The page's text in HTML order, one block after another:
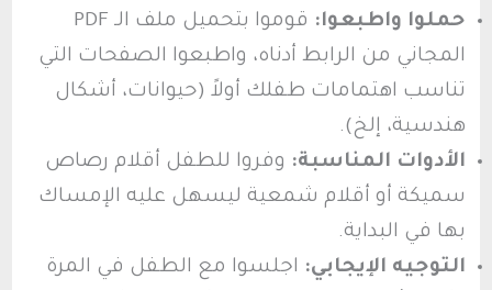
حملوا واطبعوا:
قوموا بتحميل ملف الـ PDF
المجاني من الرابط أدناه، واطبعوا الصفحات التي
تناسب اهتمامات طفلك أولاً (حيوانات، أشكال
هندسية، إلخ).
الأدوات المناسبة: وفروا للطفل أقلام رصاص
سميكة أو أقلام شمعية ليسهل عليه الإمساك
بها في البداية.
التوجيه الإيجابي: اجلسوا مع الطفل في المرة